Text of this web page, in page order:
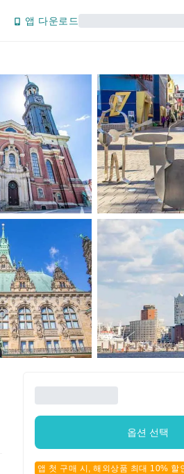
앱 다운로드
옵션 선택
앱 첫 구매 시, 해외상품 최대 10% 할